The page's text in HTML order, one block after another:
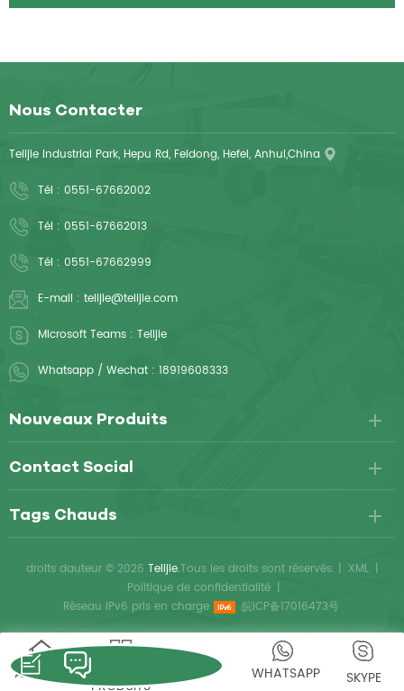
Nous Contacter
Telijie Industrial Park, Hepu Rd, Feidong, Hefei, Anhui,China
Tél : 0551-67662002
Tél : 0551-67662013
Tél : 0551-67662999
E-mail : telijie@telijie.com
Microsoft Teams : Telijie
Whatsapp / Wechat : 18919608333
Nouveaux Produits
Contact Social
Tags Chauds
droits dauteur © 2026 Telijie.Tous les droits sont réservés. | XML |
Politique de confidentialité |
Réseau IPv6 pris en charge
皖ICP备17016473号
ACCUEIL
PRODUITS SKYPE
WHATSAPP